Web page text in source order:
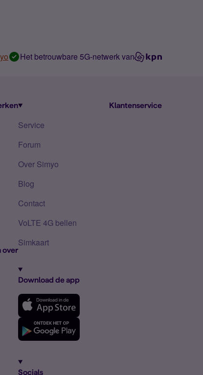
Het betrouwbare 5G-netwerk van
over
Klantenservice
Service
Forum
Over Simyo
Blog
Contact
VoLTE 4G bellen
Simkaart
Download de app
Socials